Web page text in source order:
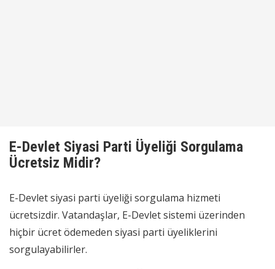
E-Devlet Siyasi Parti Üyeliği Sorgulama
Ücretsiz Midir?
E-Devlet siyasi parti üyeliği sorgulama hizmeti
ücretsizdir. Vatandaşlar, E-Devlet sistemi üzerinden
hiçbir ücret ödemeden siyasi parti üyeliklerini
sorgulayabilirler.